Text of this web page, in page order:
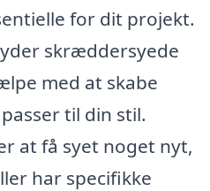
for dit projekt.
skræddersyede
med at skabe
til din stil.
at få syet noget nyt,
har specifikke